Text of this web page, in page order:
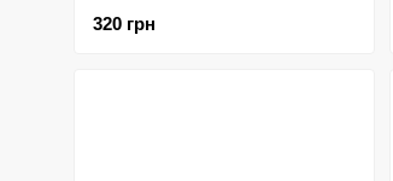
320 грн